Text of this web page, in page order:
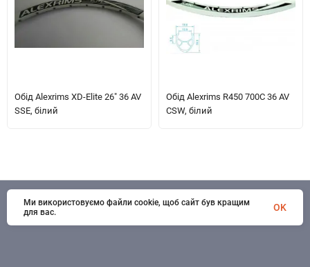
Обід Alexrims XD-Elite 26" 36 AV
SSE, білий
Обід Alexrims R450 700C 36 AV
CSW, білий
© 1998 - 2026 SportSystems. Всі права захищені
Ми використовуємо файли cookie, щоб сайт був кращим
для вас.
OK